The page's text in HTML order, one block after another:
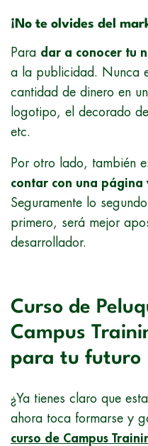
¡No te olvides del
Para dar a conocer tu
a la publicidad. Nunca
cantidad de dinero en
logotipo, el decorado
etc.
Por otro lado, también
contar con una página
Seguramente lo
primero, será mejor
desarrollador.
Curso de
Campus
para tu futuro
¿Ya tienes claro que
ahora toca formarse y
curso de Campus